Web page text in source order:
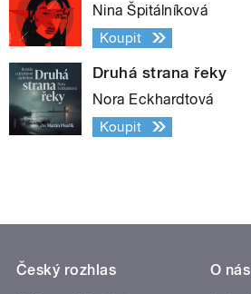
Nina Špitálníková
Koupit
Druhá strana řeky
Nora Eckhardtová
Koupit
Český rozhlas
O nás